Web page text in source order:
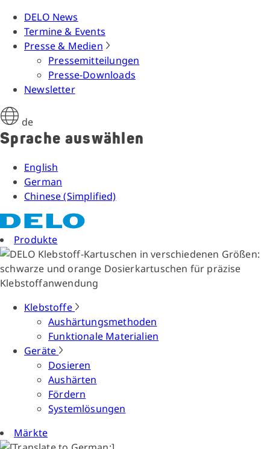
DELO News
Termine & Events
Presse & Medien
Pressemitteilungen
Presse-Downloads
Newsletter
de
Sprache auswählen
English
German
Chinese (Simplified)
Produkte
Klebstoffe
Aushärtungsmethoden
Funktionale Materialien
Geräte
Dosieren
Aushärten
Fördern
Systemlösungen
Märkte